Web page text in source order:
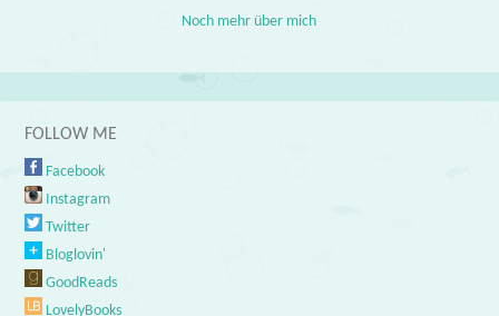
Noch mehr über mich
FOLLOW ME
Facebook
Instagram
Twitter
Bloglovin'
GoodReads
LovelyBooks